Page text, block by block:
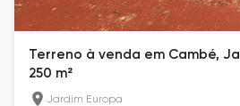
Terreno à venda em Cambé,
250 m²
Jardim Europa